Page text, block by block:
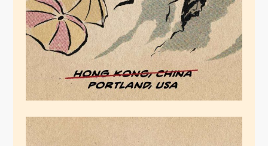
Juli 25, 2020